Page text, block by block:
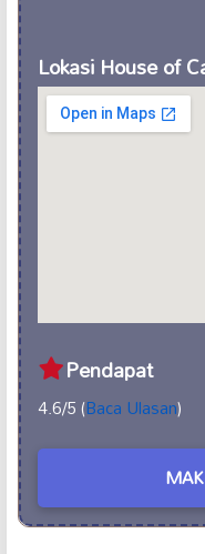
Lokasi House of
Pendapat
4.6/5 (Baca Ulasan)